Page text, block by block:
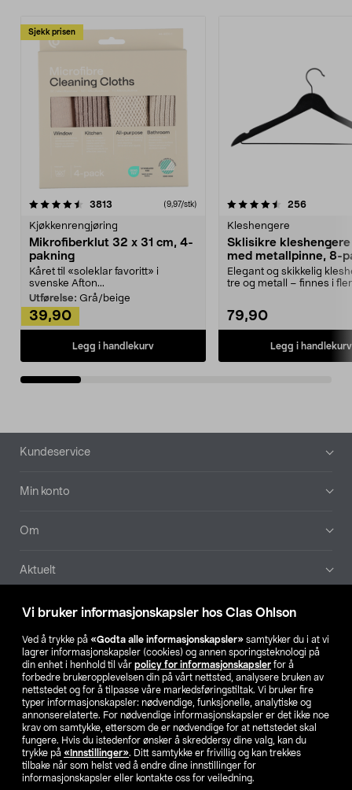
Vi bruker informasjonskapsler hos Clas Ohlson
Ved å trykke på «Godta alle informasjonskapsler» samtykker du i at vi
lagrer informasjonskapsler (cookies) og annen sporingsteknologi på
din enhet i henhold til vår policy for informasjonskapsler for å
forbedre brukeropplevelsen din på vårt nettsted, analysere bruken av
nettstedet og for å tilpasse våre markedsføringstiltak. Vi bruker fire
typer informasjonskapsler: nødvendige, funksjonelle, analytiske og
annonserelaterte. For nødvendige informasjonskapsler er det ikke noe
krav om samtykke, ettersom de er nødvendige for at nettstedet skal
fungere. Hvis du istedenfor ønsker å skreddersy dine valg, kan du
trykke på «Innstillinger». Ditt samtykke er frivillig og kan trekkes
tilbake når som helst ved å endre dine innstillinger for
informasjonskapsler eller kontakte oss for veiledning.
Sjekk prisen
3813 anmeldelser(9,97/stk)
Kjøkkenrengjøring
Mikrofiberklut 32 x 31 cm, 4-
pakning
Kåret til «soleklar favoritt» i
svenske Afton...
Utførelse: Grå/beige
39,90
Legg i handlekurv
4.5av 5 stjerner 256
Kleshengere
Sklisikre
med metallpinne, 8-
Elegant og skikkelig
tre og metall – finnes i
79,90
Legg i handlekurv
4.5av 5 stjerner
Bunntekst
Kundeservice
Min konto
Om
Aktuelt
Våre selskaper
Finn din butikk
SE NO FI